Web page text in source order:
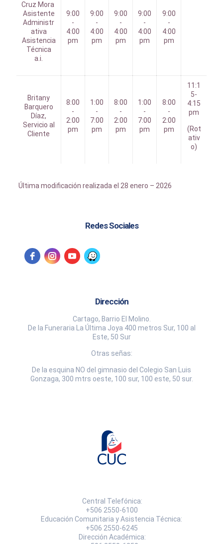
Cruz Mora
Asistente
Administr
ativa
Asistencia
Técnica
a.i.
9:00
-
4:00
pm
9:00
-
4:00
pm
9:00
-
4:00
pm
9:00
-
4:00
pm
9:00
-
4:00
pm
Britany
Barquero
Díaz,
Servicio al
Cliente
8:00
-
2:00
pm
1:00
-
7:00
pm
8:00
-
2:00
pm
1:00
-
7:00
pm
8:00
-
2:00
pm
11:1
5-
4:15
pm
(Rot
ativ
o)
Última modificación realizada el 28 enero – 2026
Redes Sociales
Dirección
Cartago, Barrio El Molino.
De la Funeraria La Última Joya 400 metros Sur, 100 al
Este, 50 Sur
Otras señas:
De la esquina NO del gimnasio del Colegio San Luis
Gonzaga, 300 mtrs oeste, 100 sur, 100 este, 50 sur.
Central Telefónica:
+506 2550-6100
Educación Comunitaria y Asistencia Técnica:
+506 2550-6245
Dirección Académica: